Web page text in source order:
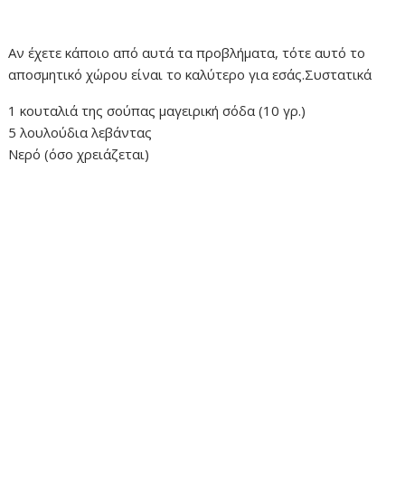
Αν έχετε κάποιο από αυτά τα προβλήματα, τότε αυτό το
αποσμητικό χώρου είναι το καλύτερο για εσάς.Συστατικά
1 κουταλιά της σούπας μαγειρική σόδα (10 γρ.)
5 λουλούδια λεβάντας
Νερό (όσο χρειάζεται)